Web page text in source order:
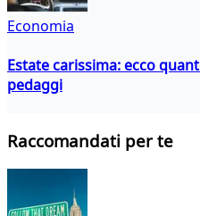
Economia
Estate carissima: ecco
pedaggi
Raccomandati per te